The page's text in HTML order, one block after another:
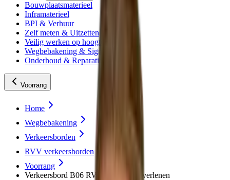
Bouwplaatsmaterieel
Inframaterieel
BPI & Verhuur
Zelf meten & Uitzetten
Veilig werken op hoogte
Wegbebakening & Signing
Onderhoud & Reparatie
Voorrang
Home
Wegbebakening
Verkeersborden
RVV verkeersborden
Voorrang
Verkeersbord B06 RVV - Voorrang verlenen